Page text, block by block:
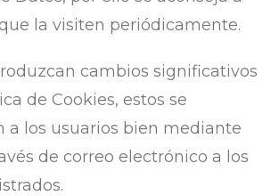
la visiten periódicamente.
cambios significativos
de Cookies, estos se
a los usuarios bien mediante
de correo electrónico a los